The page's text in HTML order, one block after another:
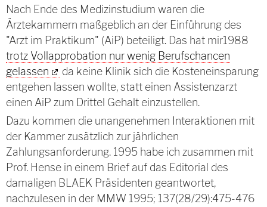
Nach Ende des Medizinstudium waren die
Ärztekammern maßgeblich an der Einführung des
"Arzt im Praktikum" (AiP) beteiligt. Das hat mir1988
trotz Vollapprobation nur wenig Berufschancen
gelassen
da keine Klinik sich die Kosteneinsparung
entgehen lassen wollte, statt einen Assistenzarzt
einen AiP zum Drittel Gehalt einzustellen.
Dazu kommen die unangenehmen Interaktionen mit
der Kammer zusätzlich zur jährlichen
Zahlungsanforderung. 1995 habe ich zusammen mit
Prof. Hense in einem Brief auf das Editorial des
damaligen BLAEK Präsidenten geantwortet,
nachzulesen in der MMW 1995; 137(28/29):475-476